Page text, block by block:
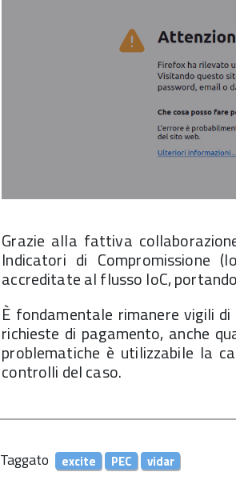
Grazie alla fattiva
Indicatori di Compromissione
accreditate al flusso IoC,
È fondamentale rimanere vigili
richieste di pagamento, anche
problematiche è utilizzabile la
controlli del caso.
Taggato excite PEC vidar